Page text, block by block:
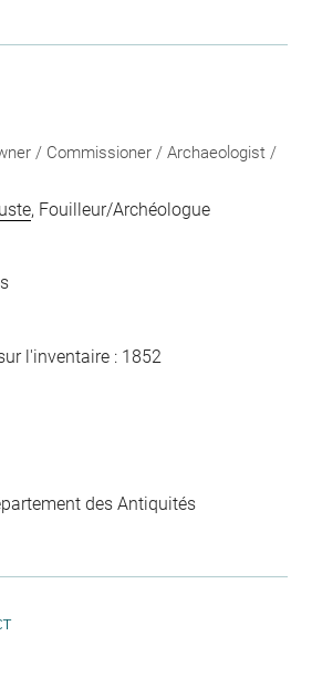
/ Commissioner / Archaeologist /
, Fouilleur/Archéologue
l'inventaire : 1852
des Antiquités